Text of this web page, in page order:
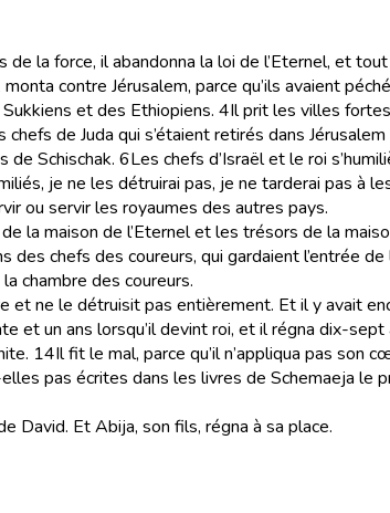
la force, il abandonna la loi de l’Eternel, et tout
contre Jérusalem, parce qu’ils avaient
et des Ethiopiens. 4Il prit les villes fortes
de Juda qui s’étaient retirés dans
de Schischak. 6Les chefs d’Israël et le roi
je ne les détruirai pas, je ne tarderai pas à
ou servir les royaumes des autres pays.
la maison de l’Eternel et les trésors de la
chefs des coureurs, qui gardaient l’entrée de
chambre des coureurs.
et ne le détruisit pas entièrement. Et il y avait
et un ans lorsqu’il devint roi, et il régna dix-
14Il fit le mal, parce qu’il n’appliqua pas son
pas écrites dans les livres de Schemaeja
David. Et Abija, son fils, régna à sa place.